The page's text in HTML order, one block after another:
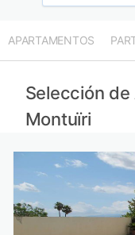
APARTAMENTOS
Selección
Montuïri